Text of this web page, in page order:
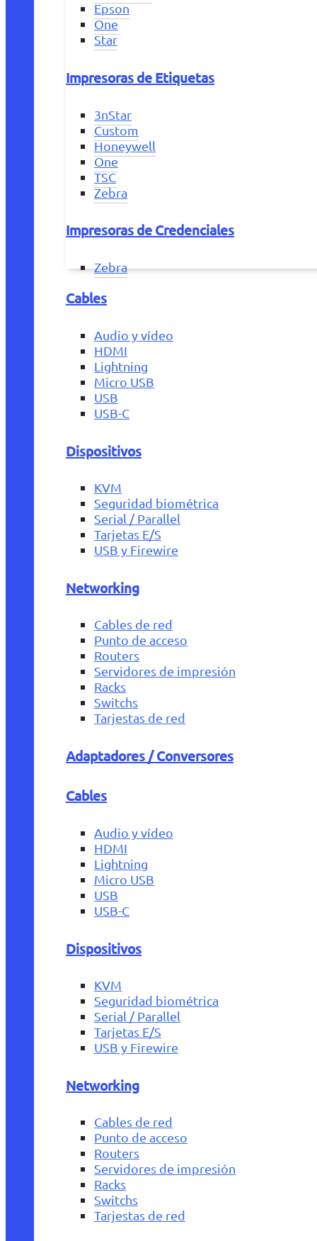
Epson
One
Star
Impresoras de Etiquetas
3nStar
Custom
Honeywell
One
TSC
Zebra
Impresoras de Credenciales
Zebra
Cables
Audio y vídeo
HDMI
Lightning
Micro USB
USB
USB-C
Dispositivos
KVM
Seguridad biométrica
Serial / Parallel
Tarjetas E/S
USB y Firewire
Networking
Cables de red
Punto de acceso
Routers
Servidores de impresión
Racks
Switchs
Tarjestas de red
Adaptadores / Conversores
Cables
Audio y vídeo
HDMI
Lightning
Micro USB
USB
USB-C
Dispositivos
KVM
Seguridad biométrica
Serial / Parallel
Tarjetas E/S
USB y Firewire
Networking
Cables de red
Punto de acceso
Routers
Servidores de impresión
Racks
Switchs
Tarjestas de red